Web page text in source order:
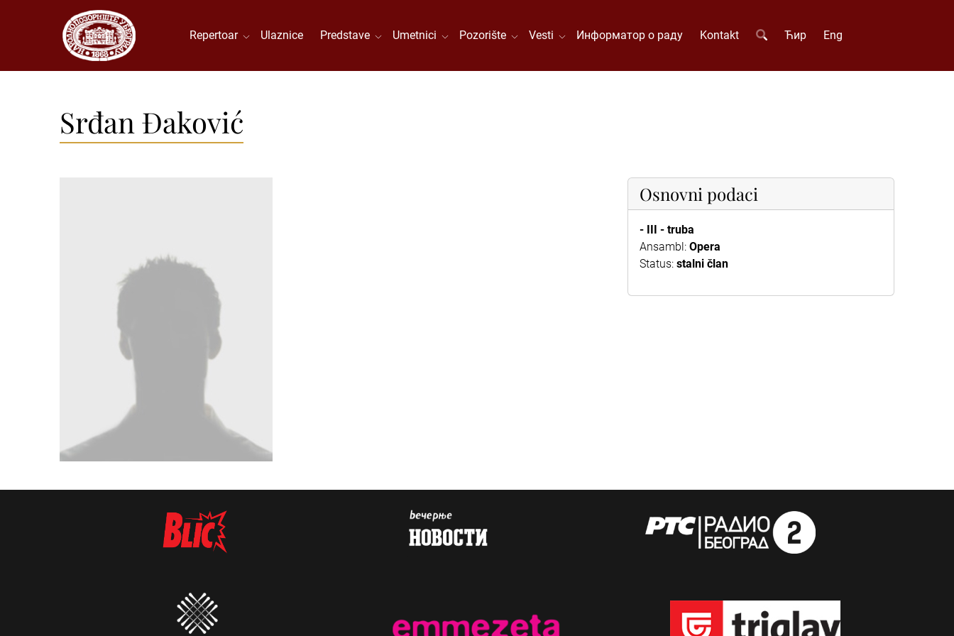
Repertoar Ulaznice Predstave Umetnici Pozorište Vesti Информатор о раду Kontakt Ћир Eng
Srđan Đaković
Osnovni podaci
- III - truba
Ansambl: Opera
Status: stalni član